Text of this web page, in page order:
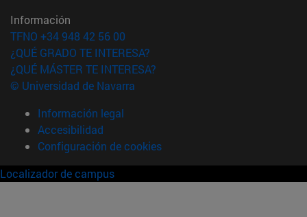
Información
TFNO +34 948 42 56 00
¿QUÉ GRADO TE INTERESA?
¿QUÉ MÁSTER TE INTERESA?
© Universidad de Navarra
Información legal
Accesibilidad
Configuración de cookies
Localizador de campus